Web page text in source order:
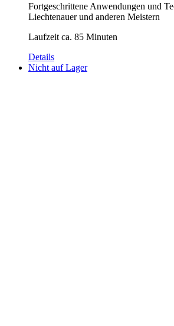
Fortgeschrittene Anwendungen und
Liechtenauer und anderen Meistern
Laufzeit ca. 85 Minuten
Details
Nicht auf Lager